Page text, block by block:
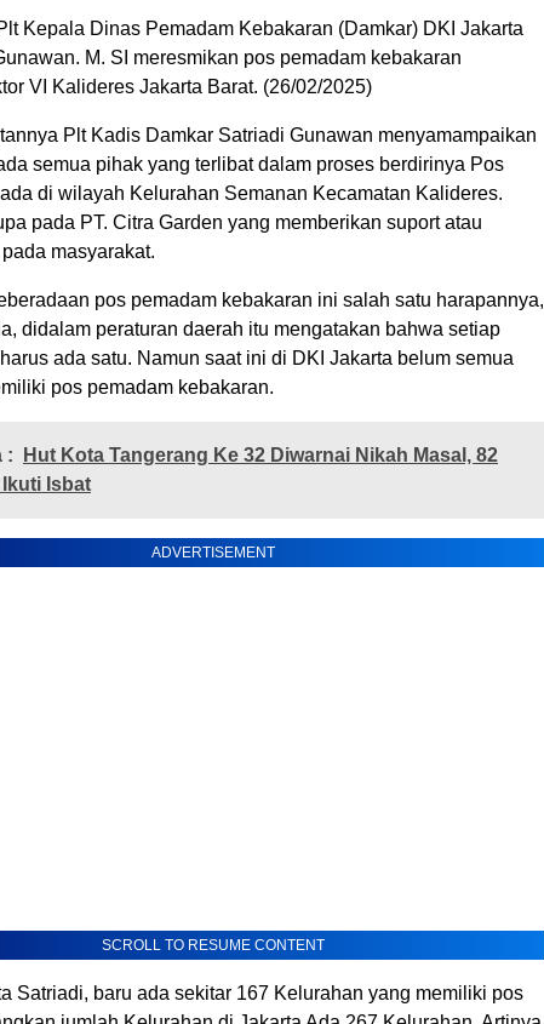
Kepala Dinas Pemadam Kebakaran (Damkar) DKI Jakarta
M. SI meresmikan pos pemadam kebakaran
VI Kalideres Jakarta Barat. (26/02/2025)
Plt Kadis Damkar Satriadi Gunawan menyamampaikan
semua pihak yang terlibat dalam proses berdirinya Pos
di wilayah Kelurahan Semanan Kecamatan Kalideres.
pada PT. Citra Garden yang memberikan suport atau
masyarakat.
pos pemadam kebakaran ini salah satu harapannya,
didalam peraturan daerah itu mengatakan bahwa setiap
ada satu. Namun saat ini di DKI Jakarta belum semua
pos pemadam kebakaran.
:
Hut Kota Tangerang Ke 32 Diwarnai Nikah Masal, 82
Isbat
ADVERTISEMENT
SCROLL TO RESUME CONTENT
Satriadi, baru ada sekitar 167 Kelurahan yang memiliki pos